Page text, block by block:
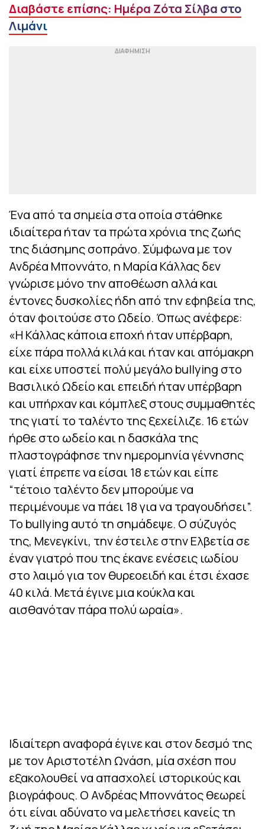
Διαβάστε επίσης: Ημέρα Ζότα Σίλβα στο
Λιμάνι
Ένα από τα σημεία στα οποία στάθηκε
ιδιαίτερα ήταν τα πρώτα χρόνια της ζωής
της διάσημης σοπράνο. Σύμφωνα με τον
Ανδρέα Μποννάτο, η Μαρία Κάλλας δεν
γνώρισε μόνο την αποθέωση αλλά και
έντονες δυσκολίες ήδη από την εφηβεία της,
όταν φοιτούσε στο Ωδείο. Όπως ανέφερε:
«Η Κάλλας κάποια εποχή ήταν υπέρβαρη,
είχε πάρα πολλά κιλά και ήταν και απόμακρη
και είχε υποστεί πολύ μεγάλο bullying στο
Βασιλικό Ωδείο και επειδή ήταν υπέρβαρη
και υπήρχαν και κόμπλεξ στους συμμαθητές
της γιατί το ταλέντο της ξεχείλιζε. 16 ετών
ήρθε στο ωδείο και η δασκάλα της
πλαστογράφησε την ημερομηνία γέννησης
γιατί έπρεπε να είσαι 18 ετών και είπε
“τέτοιο ταλέντο δεν μπορούμε να
περιμένουμε να πάει 18 για να τραγουδήσει”.
Το bullying αυτό τη σημάδεψε. Ο σύζυγός
της, Μενεγκίνι, την έστειλε στην Ελβετία σε
έναν γιατρό που της έκανε ενέσεις ιωδίου
στο λαιμό για τον θυρεοειδή και έτσι έχασε
40 κιλά. Μετά έγινε μια κούκλα και
αισθανόταν πάρα πολύ ωραία».
Ιδιαίτερη αναφορά έγινε και στον δεσμό της
με τον Αριστοτέλη Ωνάση, μία σχέση που
εξακολουθεί να απασχολεί ιστορικούς και
βιογράφους. Ο Ανδρέας Μποννάτος θεωρεί
ότι είναι αδύνατο να μελετήσει κανείς τη